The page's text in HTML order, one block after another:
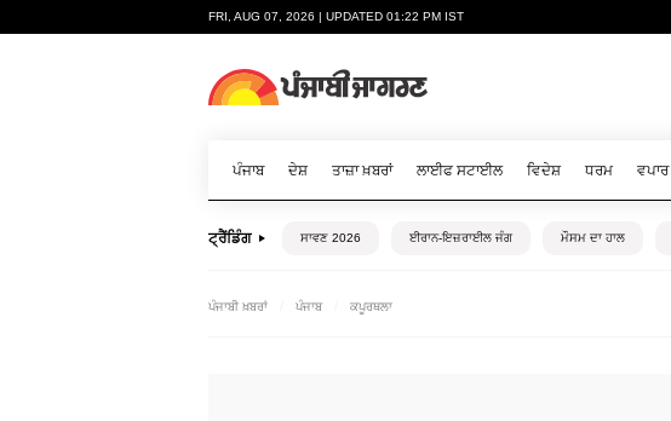
FRI, AUG 07, 2026 | UPDATED 01:22 PM IST
ਪੰਜਾਬ ਦੇਸ਼ ਤਾਜ਼ਾ ਖ਼ਬਰਾਂ ਲਾਈਫ ਸਟਾਈਲ ਵਿਦੇਸ਼ ਧਰਮ ਵਪਾਰ
ਟ੍ਰੈਂਡਿੰਗ ਸਾਵਣ 2026 ਈਰਾਨ-ਇਜ਼ਰਾਈਲ ਜੰਗ ਮੌਸਮ ਦਾ ਹਾਲ
ਪੰਜਾਬੀ ਖ਼ਬਰਾਂ ਪੰਜਾਬ ਕਪੂਰਥਲਾ